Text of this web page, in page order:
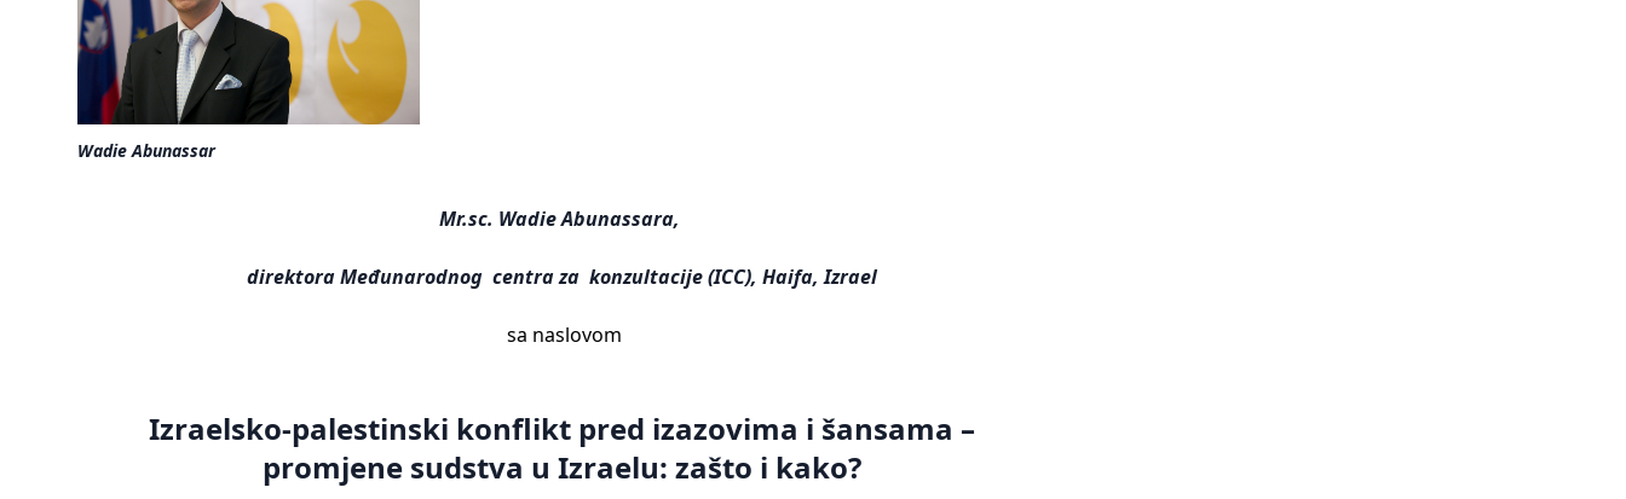
Wadie Abunassar
Mr.sc. Wadie Abunassara,
direktora Međunarodnog centra za konzultacije (ICC), Haifa, Izrael
sa naslovom
Izraelsko-palestinski konflikt pred izazovima i šansama –
promjene sudstva u Izraelu: zašto i kako?